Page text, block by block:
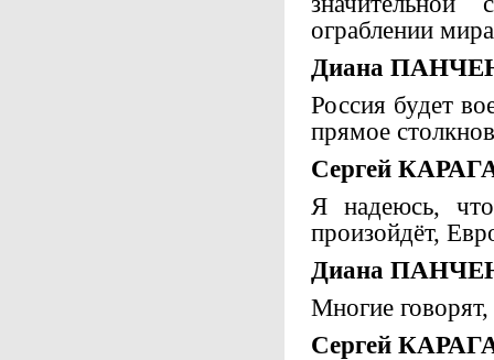
ограблении
Диана
Россия будет
прямое
Сергей
Я надеюсь,
произойдёт,
Диана
Многие
Сергей